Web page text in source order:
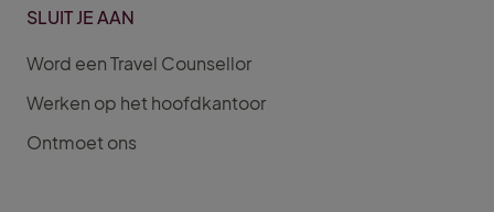
SLUIT JE AAN
Word een Travel Counsellor
Werken op het hoofdkantoor
Ontmoet ons